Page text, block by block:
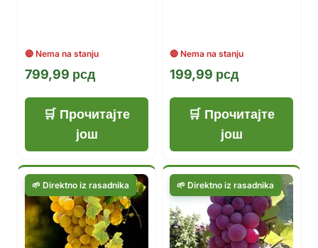
799,99 рсд
Прочитајте
још
199,99 рсд
Прочитајте
још